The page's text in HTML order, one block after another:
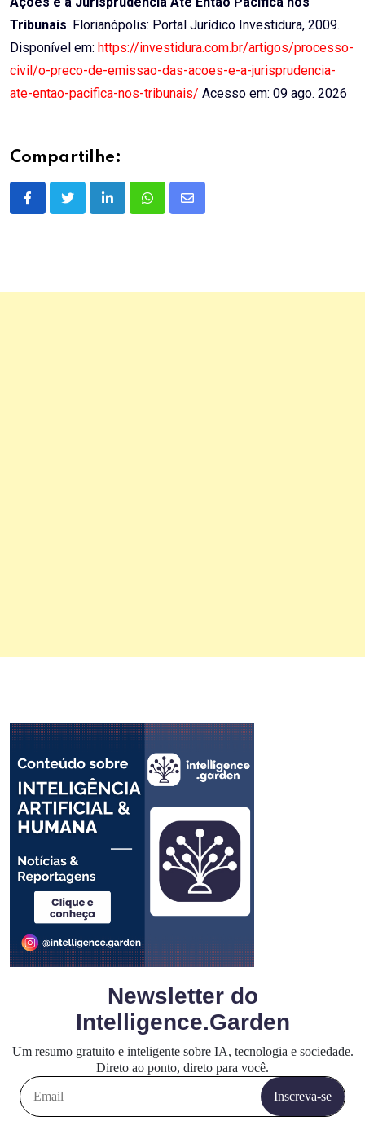
Tribunais. Florianópolis: Portal Jurídico Investidura, 2009.
Disponível em: https://investidura.com.br/artigos/processo-
civil/o-preco-de-emissao-das-acoes-e-a-jurisprudencia-
ate-entao-pacifica-nos-tribunais/ Acesso em: 09 ago. 2026
Compartilhe:
LinkedInWhatsappShare